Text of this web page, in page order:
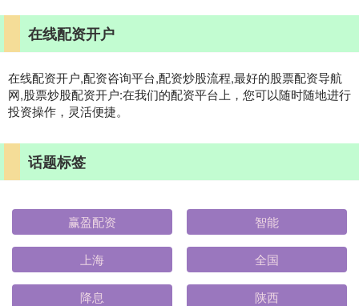
在线配资开户
在线配资开户,配资咨询平台,配资炒股流程,最好的股票配资导航
网,股票炒股配资开户:在我们的配资平台上，您可以随时随地进行
投资操作，灵活便捷。
话题标签
赢盈配资 智能
上海 全国
降息 陕西